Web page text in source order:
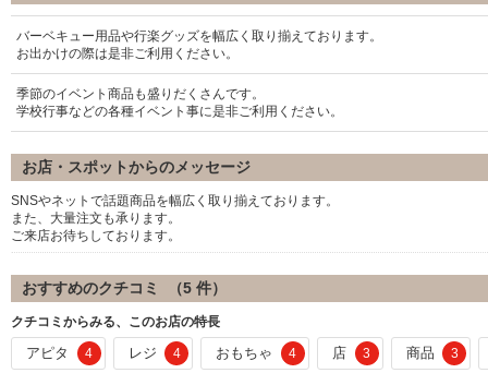
バーベキュー用品や行楽グッズを幅広く取り揃えております。
お出かけの際は是非ご利用ください。
季節のイベント商品も盛りだくさんです。
学校行事などの各種イベント事に是非ご利用ください。
お店・スポットからのメッセージ
SNSやネットで話題商品を幅広く取り揃えております。
また、大量注文も承ります。
ご来店お待ちしております。
おすすめのクチコミ （5 件）
クチコミからみる、このお店の特長
アピタ 4 レジ 4 おもちゃ 4 店 3 商品 3